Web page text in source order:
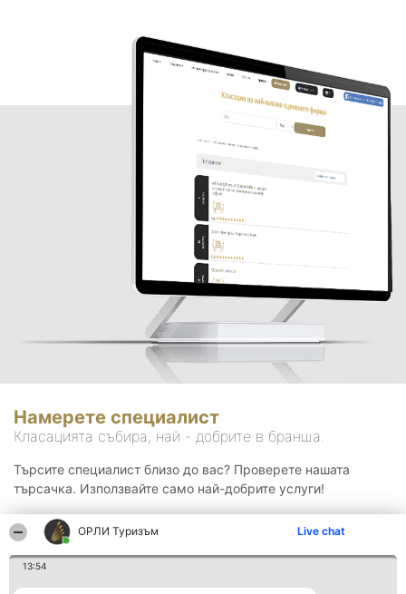
ОРЛИ Туризъм Live chat
13:54
Намерете специалист
Класацията събира, най - добрите в бранша.
Търсите специалист близо до вас? Проверете нашата
търсачка. Използвайте само най-добрите услуги!